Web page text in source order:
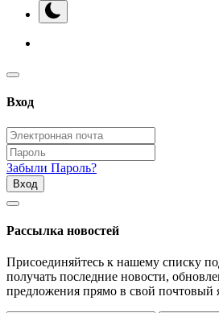
Вход
Забыли Пароль?
Вход
Рассылка новостей
Присоединяйтесь к нашему списку
получать последние новости,
предложения прямо в свой почтовый